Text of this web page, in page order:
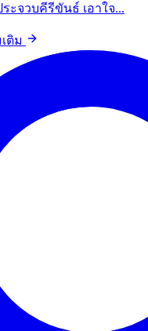
ะจวบคีรีขันธ์ เอาใจ...
ติม